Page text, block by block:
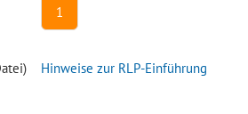
1
Hinweise zur RLP-Einführung